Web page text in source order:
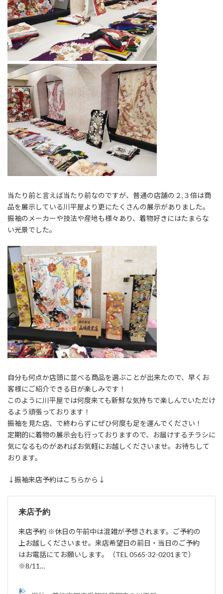
当たり前と言えば当たり前なのですが、普通の店舗の２,３倍は商
品を展示している川平屋より更にたくさんの展示がありました。
振袖のメーカーや技法や産地も様々あり、着物好きにはたまらな
い光景でした。
自分も何点か店頭に並べる商品を選ぶことが出来たので、早くお
客様にご紹介できる日が楽しみです！
このように川平屋では何度来ても新鮮な気持ちで楽しんでいただけ
るよう頑張っております！
振袖を見た店、で終わらずにぜひ何度も足を運んでください！
定期的に着物の展示会も行っておりますので、お届けするチラシに
気になるものがあればお気軽にお越しくださいませ。お待ちして
おります。
↓振袖来店予約はこちらから↓
来店予約
来店予約 ※休日の午前中は混雑が予想されます。ご予約の
上お越しくださいませ。来店希望日の前日・当日のご予約
はお電話にてお願いします。（TEL 0565-32-0201まで）
※8/11…